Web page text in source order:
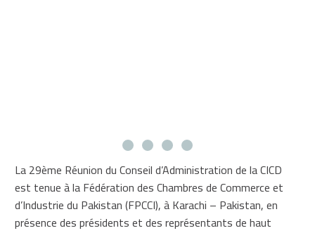
La 29ème Réunion du Conseil d’Administration de la CICD
est tenue à la Fédération des Chambres de Commerce et
d’Industrie du Pakistan (FPCCI), à Karachi – Pakistan, en
présence des présidents et des représentants de haut